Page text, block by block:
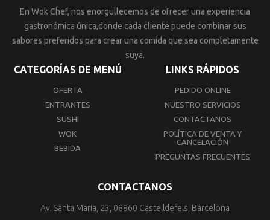
En Wok Chef, nos enorgullecemos de ofrecer una experiencia
gastronómica única,donde cada cliente puede combinar sus
sabores preferidos para crear una comida que sea completamente
suya.
CATEGORÍAS DE MENÚ
OFERTA
ENTRANTES
SUSHI
WOK
BEBIDA
LINKS RÁPIDOS
PEDIDO ONLINE
NUESTRO SERVICIOS
CONTACTANOS
POLÍTICA DE VENTA Y
CANCELACIÓN
PREGUNTAS FRECUENTES
CONTACTANOS
Av. Santa Maria, 23, 08860 Castelldefels, Barcelona